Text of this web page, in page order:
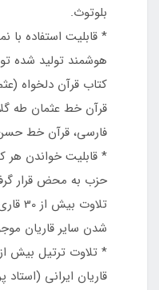
بلوتوث.
* قابليت استفاده با
هوشمند توليد شده
کتاب قرآن دلخواه
فارسی، قرآن خط
* قابليت خواندن هر
حزب به محض قرار
شدن سایر قاريان
قاریان ایرانی (استاد